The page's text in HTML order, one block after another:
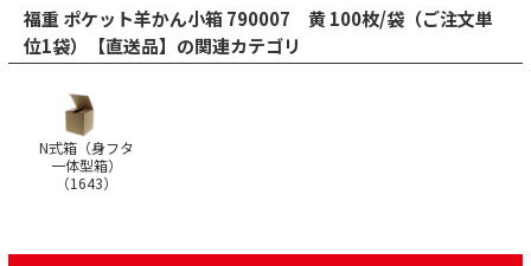
福重 ポケット羊かん小箱 790007 黄 100枚/袋（ご注文単
位1袋）【直送品】の関連カテゴリ
N式箱（身フタ
一体型箱）
（1643）